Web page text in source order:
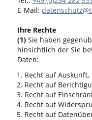
E-Mail:
Ihre Rechte
(1) Sie haben
hinsichtlich der Sie
Daten:
Recht auf Auskunft,
Recht auf
Recht auf
Recht auf
Recht auf